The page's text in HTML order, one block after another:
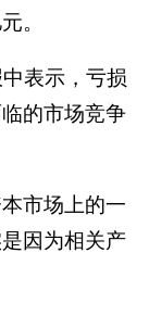
。
表示，亏损
的市场竞争
市场上的一
因为相关产